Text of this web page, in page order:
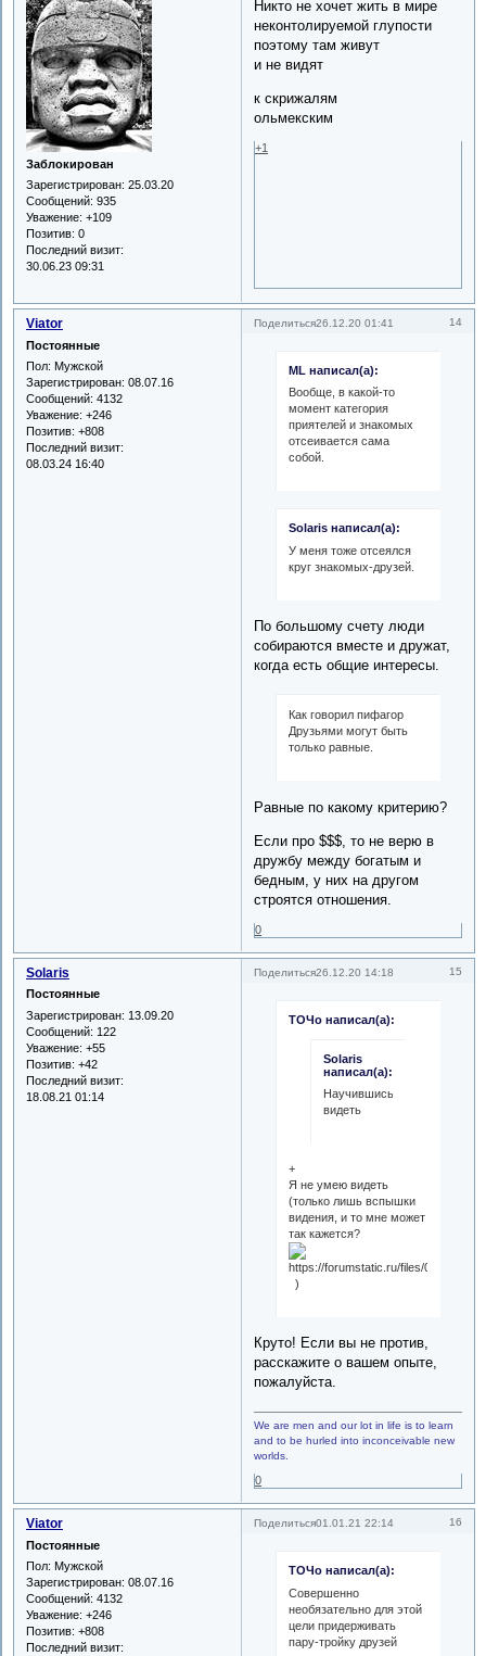
Заблокирован
Зарегистрирован: 25.03.20
Сообщений: 935
Уважение: +109
Позитив: 0
Последний визит:
30.06.23 09:31
Никто не хочет жить в мире
неконтолируемой глупости
поэтому там живут
и не видят
к скрижалям
ольмекским
+1
Поделиться 14
26.12.20 01:41
Viator
Постоянные
Пол: Мужской
Зарегистрирован: 08.07.16
Сообщений: 4132
Уважение: +246
Позитив: +808
Последний визит:
08.03.24 16:40
ML написал(а):
Вообще, в какой-то
момент категория
приятелей и знакомых
отсеивается сама
собой.
Solaris написал(а):
У меня тоже отсеялся
круг знакомых-друзей.
По большому счету люди
собираются вместе и дружат,
когда есть общие интересы.
Как говорил пифагор
Друзьями могут быть
только равные.
Равные по какому критерию?
Если про $$$, то не верю в
дружбу между богатым и
бедным, у них на другом
строятся отношения.
0
Поделиться 15
26.12.20 14:18
Solaris
Постоянные
Зарегистрирован: 13.09.20
Сообщений: 122
Уважение: +55
Позитив: +42
Последний визит:
18.08.21 01:14
ТОЧо написал(а):
Solaris
написал(а):
Научившись
видеть
+
Я не умею видеть
(только лишь вспышки
видения, и то мне может
так кажется?
)
Круто! Если вы не против,
расскажите о вашем опыте,
пожалуйста.
We are men and our lot in life is to learn
and to be hurled into inconceivable new
worlds.
0
Поделиться 16
01.01.21 22:14
Viator
Постоянные
Пол: Мужской
Зарегистрирован: 08.07.16
Сообщений: 4132
Уважение: +246
Позитив: +808
Последний визит:
ТОЧо написал(а):
Совершенно
необязательно для этой
цели придерживать
пару-тройку друзей